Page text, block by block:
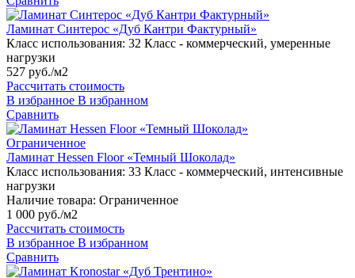
Ламинат Синтерос «Дуб Кантри Фактурный»
Класс использования: 32 Класс - коммерческий, умеренные
нагрузки
527 руб./м2
Рассчитать стоимость
В избранное В избранном
Сравнить
Ограниченное
Ламинат Hessen Floor «Темный Шоколад»
Класс использования: 33 Класс - коммерческий, интенсивные
нагрузки
Наличие товара: Ограниченное
1 000 руб./м2
Рассчитать стоимость
В избранное В избранном
Сравнить